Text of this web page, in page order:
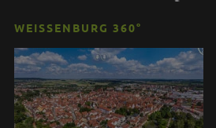
WEISSENBURG 360°